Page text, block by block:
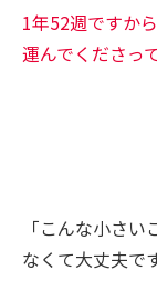
1年52週ですか
運んでくださっ
「こんな小さ
なくて大丈夫です